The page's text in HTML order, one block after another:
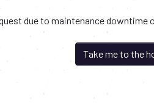
due to maintenance downtime
Take me to the